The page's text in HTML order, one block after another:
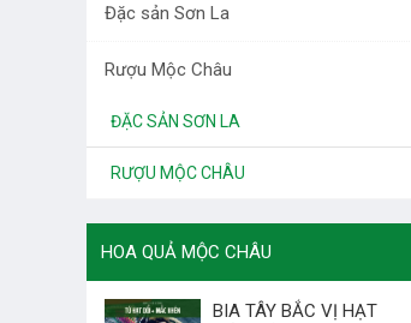
Đặc sản Sơn La
Rượu Mộc Châu
DU LỊCH
ĐỒ CHƠI, QUÀ TẶNG
ĐẶC SẢN SƠN LA
RƯỢU MỘC CHÂU
HOA QUẢ MỘC CHÂU
BIA TÂY BẮC VỊ HẠT